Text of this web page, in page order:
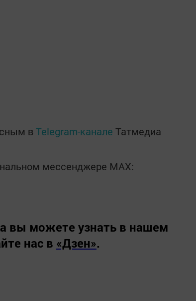
в Telegram-канале Татмедиа
мессенджере MАХ:
вы можете узнать в нашем
нас в «Дзен».